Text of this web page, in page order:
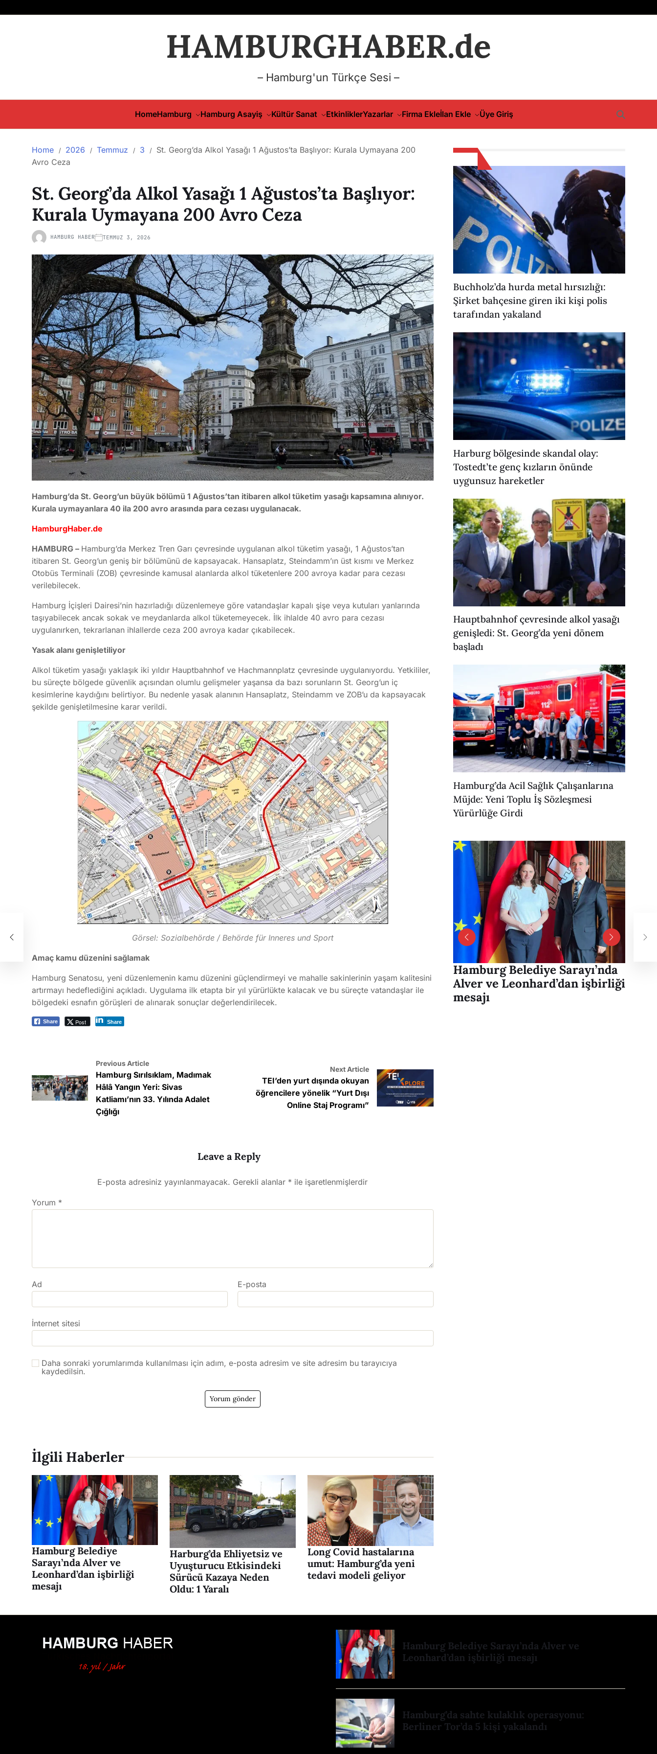
HAMBURGHABER.de
– Hamburg'un Türkçe Sesi –
HomeHamburg Hamburg Asayiş Kültür Sanat EtkinliklerYazarlar Firma Ekleİlan Ekle Üye Giriş
Home 2026 Temmuz 3
St. Georg’da Alkol Yasağı 1 Ağustos’ta Başlıyor: Kurala Uymayana 200
Avro Ceza
St. Georg’da Alkol Yasağı 1 Ağustos’ta Başlıyor:
Kurala Uymayana 200 Avro Ceza
HAMBURG HABER TEMMUZ 3, 2026
Hamburg’da St. Georg’un büyük bölümü 1 Ağustos’tan itibaren alkol tüketim yasağı kapsamına alınıyor.
Kurala uymayanlara 40 ila 200 avro arasında para cezası uygulanacak.
HamburgHaber.de
HAMBURG – Hamburg’da Merkez Tren Garı çevresinde uygulanan alkol tüketim yasağı, 1 Ağustos’tan
itibaren St. Georg’un geniş bir bölümünü de kapsayacak. Hansaplatz, Steindamm’ın üst kısmı ve Merkez
Otobüs Terminali (ZOB) çevresinde kamusal alanlarda alkol tüketenlere 200 avroya kadar para cezası
verilebilecek.
Hamburg İçişleri Dairesi’nin hazırladığı düzenlemeye göre vatandaşlar kapalı şişe veya kutuları yanlarında
taşıyabilecek ancak sokak ve meydanlarda alkol tüketemeyecek. İlk ihlalde 40 avro para cezası
uygulanırken, tekrarlanan ihlallerde ceza 200 avroya kadar çıkabilecek.
Yasak alanı genişletiliyor
Alkol tüketim yasağı yaklaşık iki yıldır Hauptbahnhof ve Hachmannplatz çevresinde uygulanıyordu. Yetkililer,
bu süreçte bölgede güvenlik açısından olumlu gelişmeler yaşansa da bazı sorunların St. Georg’un iç
kesimlerine kaydığını belirtiyor. Bu nedenle yasak alanının Hansaplatz, Steindamm ve ZOB’u da kapsayacak
şekilde genişletilmesine karar verildi.
Görsel: Sozialbehörde / Behörde für Inneres und Sport
Amaç kamu düzenini sağlamak
Hamburg Senatosu, yeni düzenlemenin kamu düzenini güçlendirmeyi ve mahalle sakinlerinin yaşam kalitesini
artırmayı hedeflediğini açıkladı. Uygulama ilk etapta bir yıl yürürlükte kalacak ve bu süreçte vatandaşlar ile
bölgedeki esnafın görüşleri de alınarak sonuçlar değerlendirilecek.
Share Post Share
Previous Article
Hamburg Sırılsıklam, Madımak
Hâlâ Yangın Yeri: Sivas
Katliamı’nın 33. Yılında Adalet
Çığlığı
Next Article
TEI’den yurt dışında okuyan
öğrencilere yönelik “Yurt Dışı
Online Staj Programı”
Leave a Reply
E-posta adresiniz yayınlanmayacak. Gerekli alanlar * ile işaretlenmişlerdir
Yorum *
Ad E-posta
İnternet sitesi
Daha sonraki yorumlarımda kullanılması için adım, e-posta adresim ve site adresim bu tarayıcıya
kaydedilsin.
İlgili Haberler
Hamburg Belediye
Sarayı’nda Alver ve
Leonhard’dan işbirliği
mesajı
Harburg’da Ehliyetsiz ve
Uyuşturucu Etkisindeki
Sürücü Kazaya Neden
Oldu: 1 Yaralı
Long Covid hastalarına
umut: Hamburg’da yeni
tedavi modeli geliyor
Buchholz’da hurda metal hırsızlığı:
Şirket bahçesine giren iki kişi polis
tarafından yakaland
Harburg bölgesinde skandal olay:
Tostedt’te genç kızların önünde
uygunsuz hareketler
Hauptbahnhof çevresinde alkol yasağı
genişledi: St. Georg’da yeni dönem
başladı
Hamburg’da Acil Sağlık Çalışanlarına
Müjde: Yeni Toplu İş Sözleşmesi
Yürürlüğe Girdi
Hamburg Belediye Sarayı’nda
Alver ve Leonhard’dan işbirliği
mesajı
Hamburg Belediye Sarayı’nda Alver ve
Leonhard’dan işbirliği mesajı
Hamburg’da sahte kulaklık operasyonu:
Berliner Tor’da 5 kişi yakalandı